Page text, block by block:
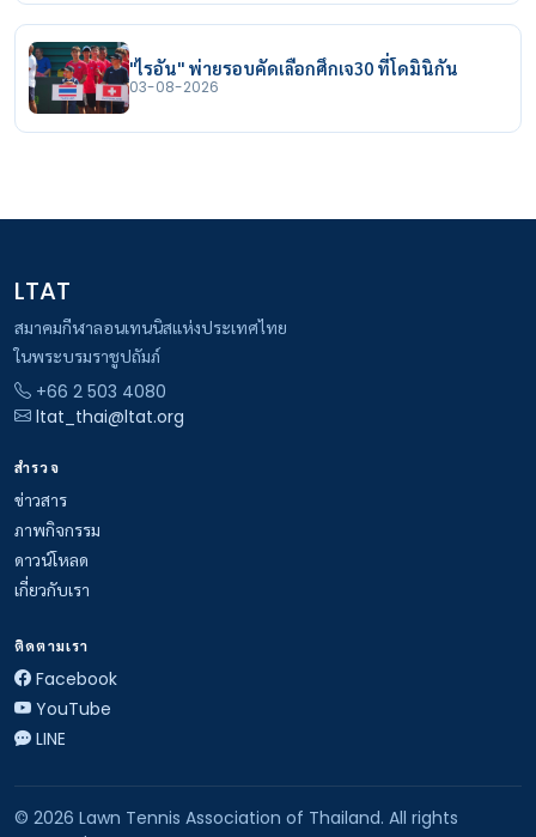
"ไรอัน" พ่ายรอบคัดเลือกศึกเจ30 ที่โดมินิกัน
03-08-2026
LTAT
สมาคมกีฬาลอนเทนนิสแห่งประเทศไทย
ในพระบรมราชูปถัมภ์
+66 2 503 4080
ltat_thai@ltat.org
สำรวจ
ข่าวสาร
ภาพกิจกรรม
ดาวน์โหลด
เกี่ยวกับเรา
ติดตามเรา
Facebook
YouTube
LINE
© 2026 Lawn Tennis Association of Thailand. All rights